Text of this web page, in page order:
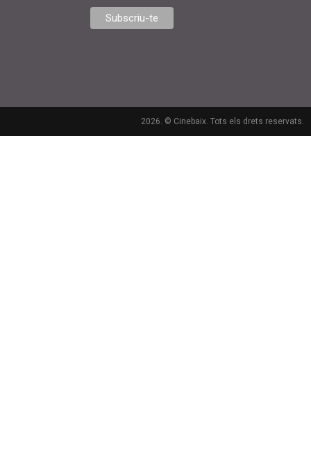
2026. © Cinebaix. Tots els drets reservats.